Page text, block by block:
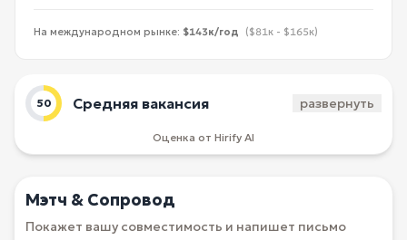
На международном рынке: $143к/год ($81к - $165к)
50 Средняя вакансия развернуть
Оценка от Hirify AI
Мэтч & Сопровод
Покажет вашу совместимость и напишет письмо